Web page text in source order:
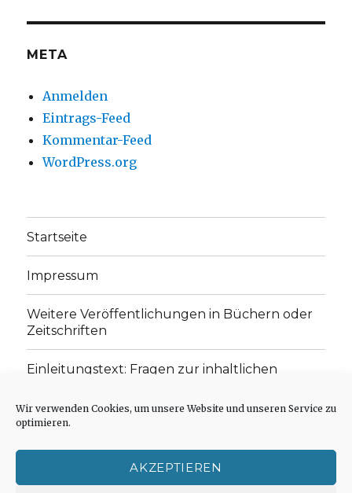
Wir verwenden Cookies, um unsere Website und unseren Service zu
optimieren.
AKZEPTIEREN
anzeigenanzeigen
META
Anmelden
Eintrags-Feed
Kommentar-Feed
WordPress.org
Startseite
Impressum
Weitere Veröffentlichungen in Büchern oder
Zeitschriften
Einleitungstext: Fragen zur inhaltlichen
„schwachen Glaubens“